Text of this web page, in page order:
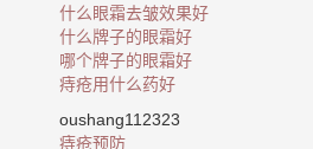
什么眼霜去皱效果好
什么牌子的眼霜好
哪个牌子的眼霜好
痔疮用什么药好
oushang112323
痔疮预防